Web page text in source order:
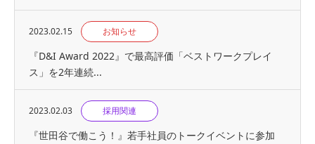
2023.02.15 お知らせ
『D&I Award 2022』で最高評価「ベストワークプレイ
ス」を2年連続...
2023.02.03 採用関連
『世⽥⾕で働こう！』若手社員のトークイベントに参加